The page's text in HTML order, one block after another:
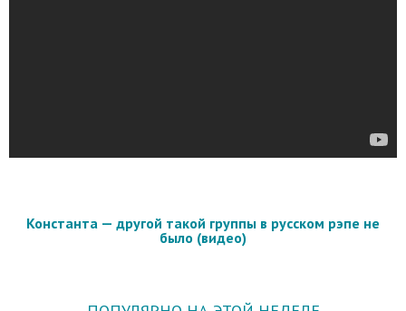
Константа — другой такой группы в русском рэпе не
было (видео)